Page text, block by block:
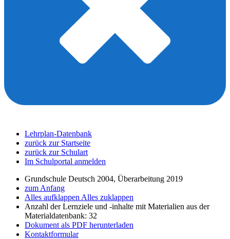
Lehrplan-Datenbank
zurück zur Startseite
zurück zur Schulart
Im Schulportal anmelden
Grundschule Deutsch 2004, Überarbeitung 2019
zum Anfang
Alles aufklappen Alles zuklappen
Anzahl der Lernziele und -inhalte mit Materialien aus der
Materialdatenbank: 32
Dokument als PDF herunterladen
Kontaktformular